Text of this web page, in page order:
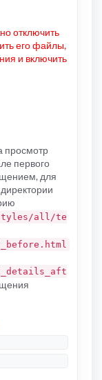
отключить
его файлы,
и включить
просмотр
первого
для
all/te